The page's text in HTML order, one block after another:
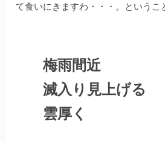
て食いにきますわ・・・。というこ
梅雨間近
滅入り見上げる
雲厚く